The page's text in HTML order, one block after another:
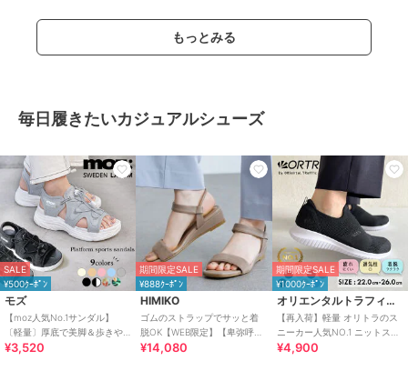
もっとみる
毎日履きたいカジュアルシューズ
SALE
¥500ｸｰﾎﾟﾝ
モズ
【moz人気No.1サンダル】
〔軽量〕厚底で美脚＆歩きや
すい！疲れにくいフィット感
¥3,520
期間限定SALE
¥888ｸｰﾎﾟﾝ
HIMIKO
ゴムのストラップでサッと着
脱OK【WEB限定】【卑弥呼
26SS】ゴムストラップサンダ
¥14,080
期間限定SALE
¥1000ｸｰﾎﾟﾝ
オリエンタルトラフィック
【再入荷】軽量 オリトラのス
ニーカー人気NO.1 ニットスニ
ーカー スリッポン /3709
¥4,900